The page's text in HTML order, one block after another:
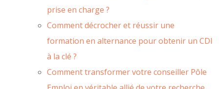
prise en charge ?
Comment décrocher et réussir une
formation en alternance pour obtenir un CDI
à la clé ?
Comment transformer votre conseiller Pôle